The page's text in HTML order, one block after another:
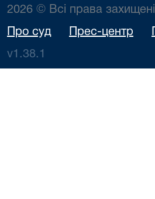
2026 © Всі права захищені
Про суд Прес-центр
v1.38.1